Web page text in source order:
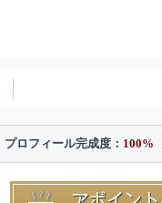
プロフィール完成度： 100%